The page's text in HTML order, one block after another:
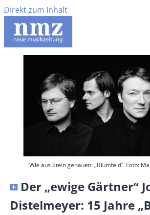
Direkt zum Inhalt
Wie aus Stein gehauen: „Blumfeld“. Foto:
Banner
Size
Der „ewige Gärtner“
Distelmeyer: 15 Jahre